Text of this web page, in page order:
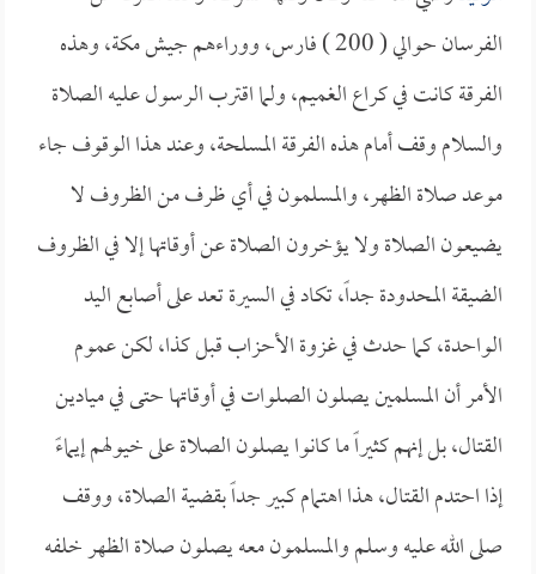
الفرسان حوالي ( 200 ) فارس، ووراءهم جيش مكة، وهذه
الفرقة كانت في كراع الغميم، ولما اقترب الرسول عليه الصلاة
والسلام وقف أمام هذه الفرقة المسلحة، وعند هذا الوقوف جاء
موعد صلاة الظهر، والمسلمون في أي ظرف من الظروف لا
يضيعون الصلاة ولا يؤخرون الصلاة عن أوقاتها إلا في الظروف
الضيقة المحدودة جداً، تكاد في السيرة تعد على أصابع اليد
الواحدة، كما حدث في غزوة الأحزاب قبل كذا، لكن عموم
الأمر أن المسلمين يصلون الصلوات في أوقاتها حتى في ميادين
القتال، بل إنهم كثيراً ما كانوا يصلون الصلاة على خيولهم إيماءً
إذا احتدم القتال، هذا اهتمام كبير جداً بقضية الصلاة، ووقف
صلى الله عليه وسلم والمسلمون معه يصلون صلاة الظهر خلفه